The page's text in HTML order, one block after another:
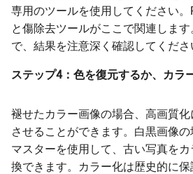
専用のツールを使用してください
と傷除去ツールがここで関連しま
で、結果を注意深く確認してくださ
ステップ4：色を復元するか、カラ
褪せたカラー画像の場合、高画質
させることができます。白黒画像
マスターを使用して、古い写真を
換できます。カラー化は歴史的に保